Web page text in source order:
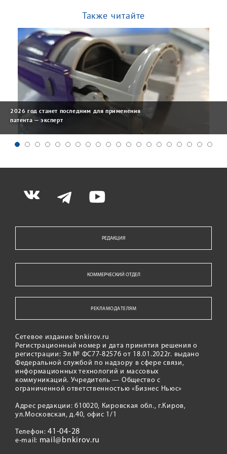
Также читайте
2026 год станет последним для применения
патента — эксперт
РЕДАКЦИЯ
КОММЕРЧЕСКИЙ ОТДЕЛ
РЕКЛАМОДАТЕЛЯМ
Сетевое издание bnkirov.ru
Регистрационный номер и дата принятия решения о
регистрации: Эл № ФС77-82576 от 18.01.2022г. выдано
Федеральной службой по надзору в сфере связи,
информационных технологий и массовых
коммуникаций. Учредитель — Общество с
ограниченной ответственностью «Бизнес Ньюс»
Адрес редакции: 610020, Кировская обл., г.Киров,
ул.Московская, д.40, офис 1/1
Телефон:41-04-28
e-mail: mail@bnkirov.ru